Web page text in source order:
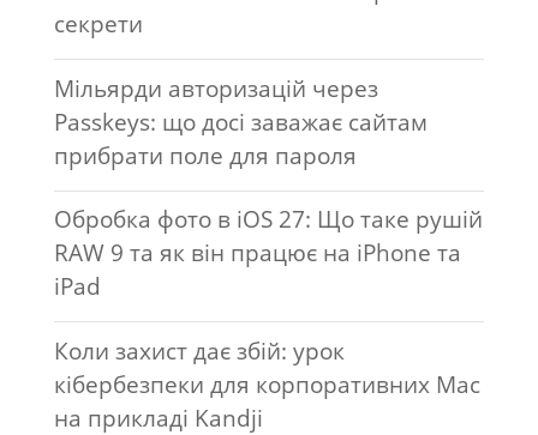
секрети
Мільярди авторизацій через
Passkeys: що досі заважає сайтам
прибрати поле для пароля
Обробка фото в iOS 27: Що таке рушій
RAW 9 та як він працює на iPhone та
iPad
Коли захист дає збій: урок
кібербезпеки для корпоративних Mac
на прикладі Kandji